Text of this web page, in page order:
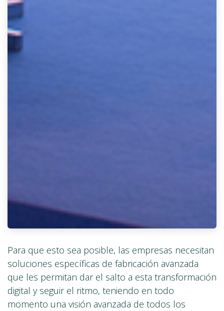
Para que esto sea posible, las empresas necesitan
soluciones específicas de fabricación avanzada
que les permitan dar el salto a esta transformación
digital y seguir el ritmo, teniendo en todo
momento una visión avanzada de todos los